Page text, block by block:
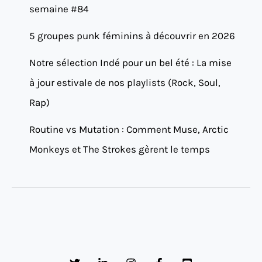
semaine #84
5 groupes punk féminins à découvrir en 2026
Notre sélection Indé pour un bel été : La mise
à jour estivale de nos playlists (Rock, Soul,
Rap)
Routine vs Mutation : Comment Muse, Arctic
Monkeys et The Strokes gèrent le temps